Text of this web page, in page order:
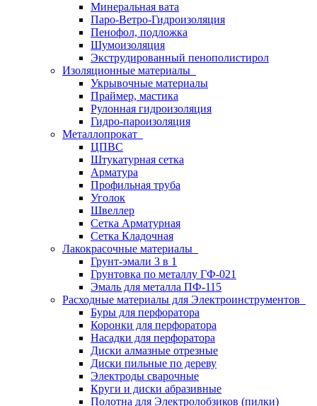
Минеральная вата
Паро-Ветро-Гидроизоляция
Пенофол, подложка
Шумоизоляция
Экструдированный пенополистирол
Изоляционные материалы
Укрывочные материалы
Праймер, мастика
Рулонная гидроизоляция
Гидро-пароизоляция
Металлопрокат
ЦПВС
Штукатурная сетка
Арматура
Профильная труба
Уголок
Швеллер
Сетка Арматурная
Сетка Кладочная
Лакокрасочные материалы
Грунт-эмали 3 в 1
Грунтовка по металлу ГФ-021
Эмаль для металла ПФ-115
Расходные материалы для Электроинструментов
Буры для перфоратора
Коронки для перфоратора
Насадки для перфоратора
Диски алмазные отрезные
Диски пильные по дереву
Электроды сварочные
Круги и диски абразивные
Полотна для Электролобзиков (пилки)